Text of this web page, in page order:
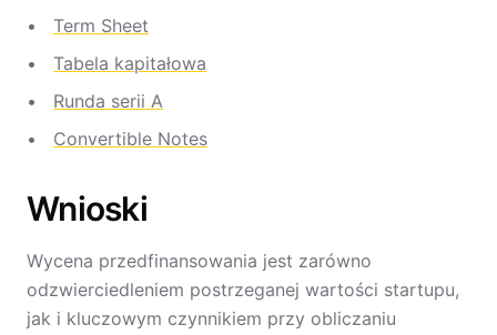
Term Sheet
Tabela kapitałowa
Runda serii A
Convertible Notes
Wnioski
Wycena przedfinansowania jest zarówno
odzwierciedleniem postrzeganej wartości startupu,
jak i kluczowym czynnikiem przy obliczaniu